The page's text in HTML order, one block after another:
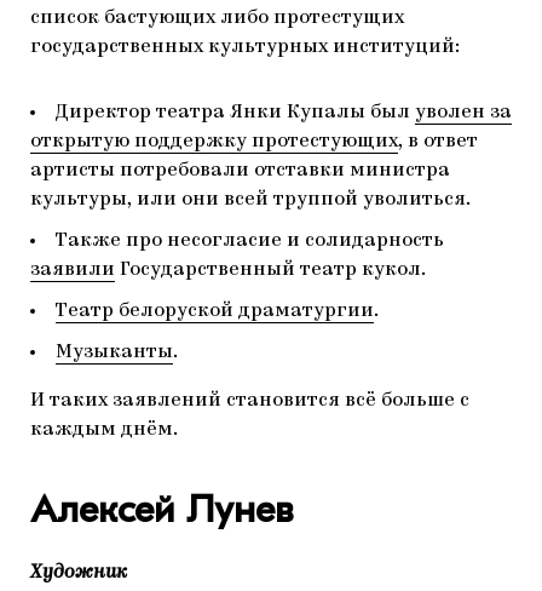
список бастующих либо протестущих
государственных культурных институций:
Директор театра Янки Купалы был уволен за
открытую поддержку протестующих, в ответ
артисты потребовали отставки министра
культуры, или они всей труппой уволиться.
Также про несогласие и солидарность
заявили Государственный театр кукол.
Театр белоруской драматургии.
Музыканты.
И таких заявлений становится всё больше с
каждым днём.
Алексей Лунев
Художник